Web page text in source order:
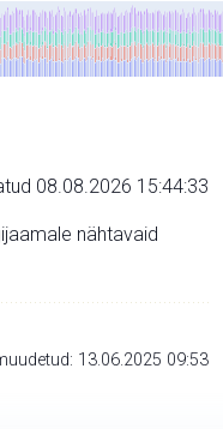
08.08.2026 15:44:33
nähtavaid
13.06.2025 09:53